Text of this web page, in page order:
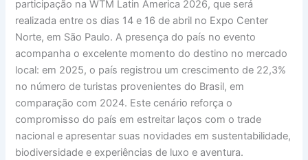
participação na WTM Latin America 2026, que será
realizada entre os dias 14 e 16 de abril no Expo Center
Norte, em São Paulo. A presença do país no evento
acompanha o excelente momento do destino no mercado
local: em 2025, o país registrou um crescimento de 22,3%
no número de turistas provenientes do Brasil, em
comparação com 2024. Este cenário reforça o
compromisso do país em estreitar laços com o trade
nacional e apresentar suas novidades em sustentabilidade,
biodiversidade e experiências de luxo e aventura.